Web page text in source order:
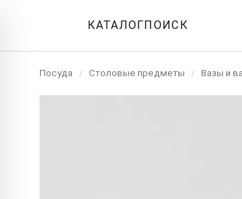
КАТАЛОГПОИСК
Посуда / Столовые предметы / Вазы и